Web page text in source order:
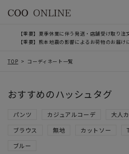
【重要】夏季休業に伴う発送・店舗受け取り
【重要】熊本地震の影響によるお荷物のお届け
TOP コーディネート一覧
おすすめのハッシュタグ
パンツ カジュアルコーデ 大人
ブラウス
無地 カットソー
ブルー